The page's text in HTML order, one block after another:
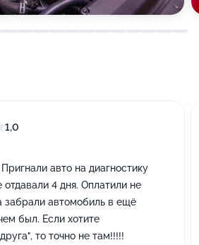
1,0
авто на диагностику
отдавали 4 дня. Оплатили не
забрали автомобиль в ещё
был. Если хотите
то точно не там!!!!!